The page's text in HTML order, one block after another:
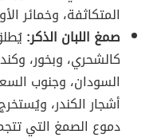
المتكاثفة، وخمائر
صمغ اللبان الذكر:
كالشحري، وبخور،
السودان، وجنوب
أشجار الكندر،
دموع الصمغ التي